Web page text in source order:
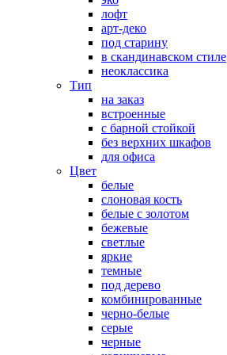
лофт
арт-деко
под старину
в скандинавском стиле
неоклассика
Тип
на заказ
встроенные
с барной стойкой
без верхних шкафов
для офиса
Цвет
белые
слоновая кость
белые с золотом
бежевые
светлые
яркие
темные
под дерево
комбинированные
черно-белые
серые
черные